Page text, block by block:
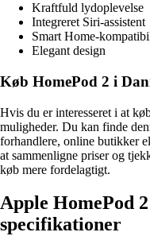
Kraftfuld lydoplevelse
Integreret Siri-assistent
Smart Home-
Elegant design
Køb HomePod 2 i
Hvis du er interesseret i at
muligheder. Du kan finde
forhandlere, online butikker
at sammenligne priser og
køb mere fordelagtigt.
Apple HomePod
specifikationer